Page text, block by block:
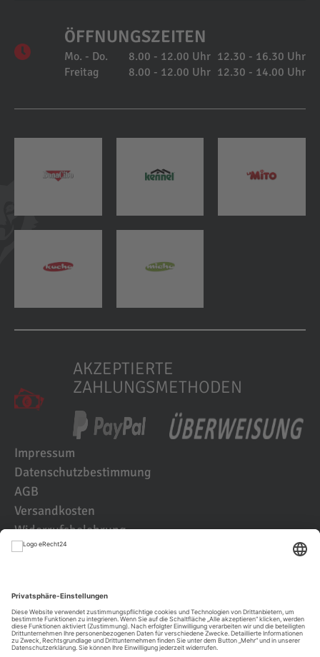
ÖFFNUNGSZEITEN
Mo. - Do. 8.00 - 12.00 Uhr 12.30 - 16.30 Uhr
Freitag
8.00 - 12.00 Uhr 12.30 - 14.00 Uhr
AKZEPTIERTE
ZAHLUNGSMETHODEN
Impressum
Datenschutzbestimmung
AGB
Versandkosten
Widerrufsbelehrung
Kundenbewertungen